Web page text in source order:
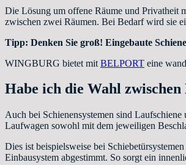
Die Lösung um offene Räume und Privatheit
zwischen zwei Räumen. Bei Bedarf wird sie
Tipp: Denken Sie groß! Eingebaute
WINGBURG bietet mit BELPORT eine
Habe ich die Wahl
Auch bei Schienensystemen sind
Laufwagen sowohl mit dem jeweiligen
Dies ist beispielsweise bei
Einbausystem abgestimmt. So sorgt ein